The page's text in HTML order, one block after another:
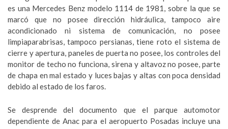
es una Mercedes Benz modelo 1114 de 1981, sobre la que se
marcó que no posee dirección hidráulica, tampoco aire
acondicionado ni sistema de comunicación, no posee
limpiaparabrisas, tampoco persianas, tiene roto el sistema de
cierre y apertura, paneles de puerta no posee, los controles del
monitor de techo no funciona, sirena y altavoz no posee, parte
de chapa en mal estado y luces bajas y altas con poca densidad
debido al estado de los faros.
Se desprende del documento que el parque automotor
dependiente de Anac para el aeropuerto Posadas incluye una